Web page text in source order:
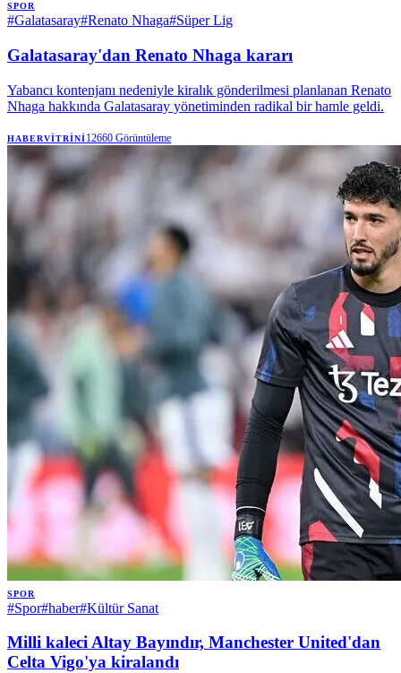
SPOR
#Galatasaray#Renato Nhaga#Süper Lig
Galatasaray'dan Renato Nhaga kararı
Yabancı kontenjanı nedeniyle kiralık gönderilmesi planlanan Renato
Nhaga hakkında Galatasaray yönetiminden radikal bir hamle geldi.
HABERVITRINI12660 Görüntüleme
SPOR
#Spor#haber#Kültür Sanat
Milli kaleci Altay Bayındır, Manchester United'dan
Celta Vigo'ya kiralandı